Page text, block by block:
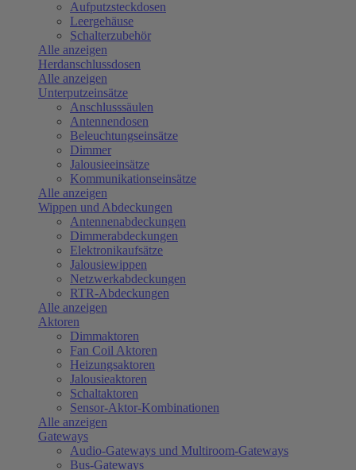
Aufputzsteckdosen
Leergehäuse
Schalterzubehör
Alle anzeigen
Herdanschlussdosen
Alle anzeigen
Unterputzeinsätze
Anschlusssäulen
Antennendosen
Beleuchtungseinsätze
Dimmer
Jalousieeinsätze
Kommunikationseinsätze
Alle anzeigen
Wippen und Abdeckungen
Antennenabdeckungen
Dimmerabdeckungen
Elektronikaufsätze
Jalousiewippen
Netzwerkabdeckungen
RTR-Abdeckungen
Alle anzeigen
Aktoren
Dimmaktoren
Fan Coil Aktoren
Heizungsaktoren
Jalousieaktoren
Schaltaktoren
Sensor-Aktor-Kombinationen
Alle anzeigen
Gateways
Audio-Gateways und Multiroom-Gateways
Bus-Gateways